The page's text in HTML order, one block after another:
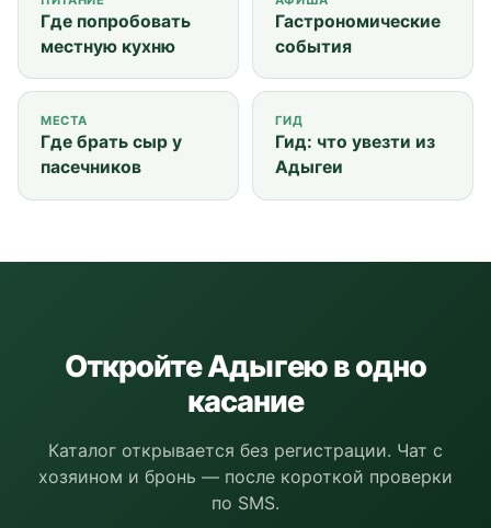
Где попробовать
местную кухню
Гастрономические
события
МЕСТА
Где брать сыр у
пасечников
ГИД
Гид: что увезти из
Адыгеи
Откройте Адыгею в одно
касание
Каталог открывается без регистрации. Чат с
хозяином и бронь — после короткой проверки
по SMS.